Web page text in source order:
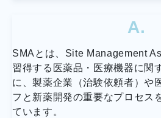
A.
SMAとは、Site Management
習得する医薬品・医療機器に関
に、製薬企業（治験依頼者）や
フと新薬開発の重要なプロセス
ています。